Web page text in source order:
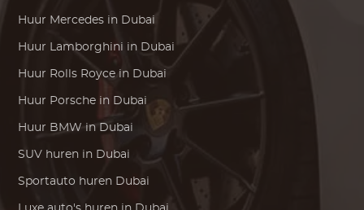
Huur Mercedes in Dubai
Huur Lamborghini in Dubai
Huur Rolls Royce in Dubai
Huur Porsche in Dubai
Huur BMW in Dubai
SUV huren in Dubai
Sportauto huren Dubai